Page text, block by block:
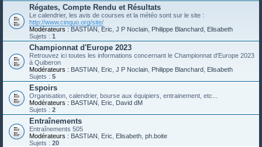
Régates, Compte Rendu et Résultats
Le calendrier, les avis de courses et la météo sont sur le site :
http://www.cinquo.org/site/
Modérateurs : BASTIAN Eric J P Noclain Philippe Blanchard Elisabeth
Sujets : 1
Championnat d'Europe 2023
Retrouvez ici toutes les informations concernant le Championnat d'Europe 2023
à Quiberon
Modérateurs : BASTIAN Eric J P Noclain Philippe Blanchard Elisabeth
Sujets : 5
Espoirs
Organisation, calendrier, bourse aux équipiers, entrainement, etc...
Modérateurs : BASTIAN Eric
David dM
Sujets : 2
Entraînements
Entraînements 505
Modérateurs : BASTIAN Eric Elisabeth ph.boite
Sujets : 20